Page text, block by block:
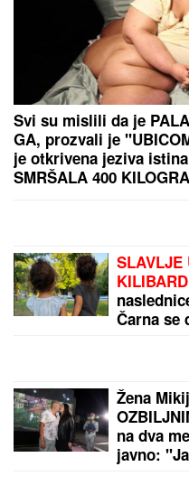
Evo koliko godina ima
kada čujete, svi su
JANJUŠ
BOJANI